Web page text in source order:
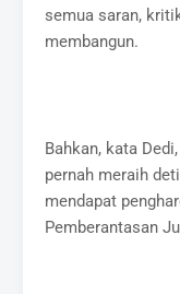
semua saran,
membangun.
Bahkan, kata
pernah meraih
mendapat
Pemberantasan